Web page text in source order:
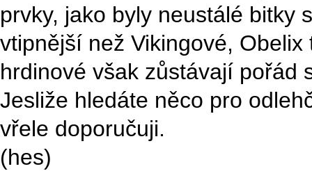
prvky, jako byly neustálé bitky
vtipnější než Vikingové,
hrdinové však zůstávají pořád
Jesliže hledáte něco pro
vřele doporučuji.
(hes)